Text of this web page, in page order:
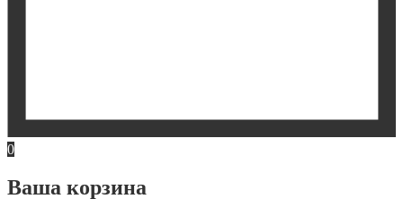
0
Ваша корзина